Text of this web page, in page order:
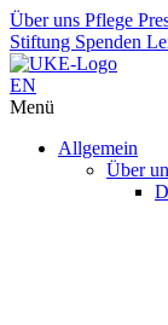
Über uns Pflege
Stiftung Spenden
EN
Menü
Allgemein
Über